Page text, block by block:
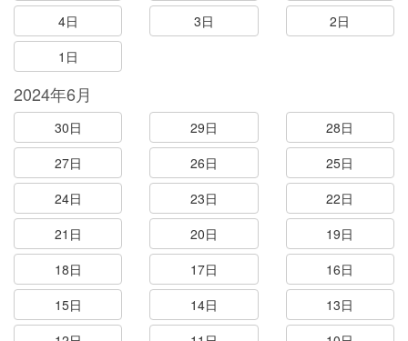
4日
3日
2日
1日
2024年6月
30日 29日
28日
27日
26日
25日
24日
23日
22日
21日
20日
19日
18日
17日
16日
15日
14日
13日